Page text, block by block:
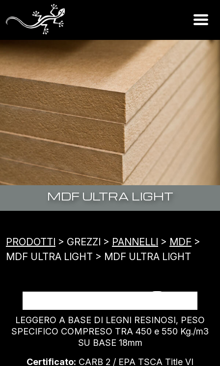
MDF ULTRA LIGHT
PRODOTTI > GREZZI > PANNELLI > MDF >
MDF ULTRA LIGHT > MDF ULTRA LIGHT
MDF ULTRA LIGHT
LEGGERO A BASE DI LEGNI RESINOSI, PESO
SPECIFICO COMPRESO TRA 450 e 550 Kg./m3
SU BASE 18mm
Certificato: CARB 2 / EPA TSCA Title VI